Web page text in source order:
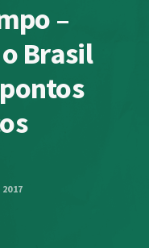
–
Brasil
2017